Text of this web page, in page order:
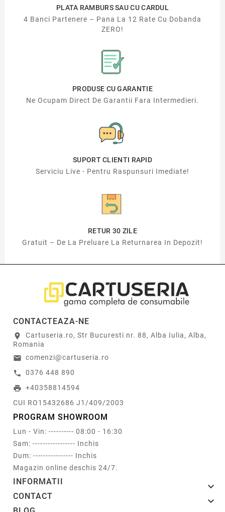
PLATA RAMBURS SAU CU CARDUL
4 Banci Partenere – Pana La 12 Rate Cu Dobanda
ZERO!
PRODUSE CU GARANTIE
Ne Ocupam Direct De Garantii Fara Intermedieri.
SUPORT CLIENTI RAPID
Serviciu Live - Pentru Raspunsuri Imediate!
RETUR 30 ZILE
Gratuit – De La Preluare La Returnarea In Depozit!
CONTACTEAZA-NE
location_on
Cartuseria.ro, Str Bucuresti nr. 88, Alba Iulia, Alba,
Romania
email comenzi@cartuseria.ro
call 0376 448 890
print +40358814594
CUI RO15432686 J1/409/2003
PROGRAM SHOWROOM
Lun - Vin: ---------- 08:00 - 16:30
Sam: ----------------- Inchis
Dum: ---------------- Inchis
Magazin online deschis 24/7.
INFORMATII 
CONTACT 